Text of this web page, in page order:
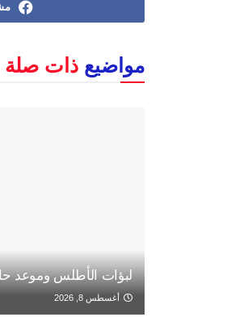
مواضيع ذات صلة
لبؤات الأطلس وموعد
أغسطس 8, 2026